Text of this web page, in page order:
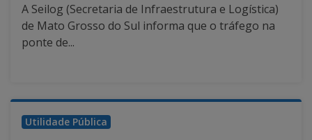
A Seilog (Secretaria de Infraestrutura e Logística)
de Mato Grosso do Sul informa que o tráfego na
ponte de...
Utilidade Pública